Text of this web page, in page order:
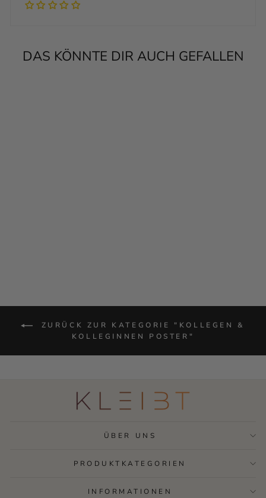
DAS KÖNNTE DIR AUCH GEFALLEN
ZURÜCK ZUR KATEGORIE "KOLLEGEN &
KOLLEGINNEN POSTER"
ÜBER UNS
PRODUKTKATEGORIEN
INFORMATIONEN